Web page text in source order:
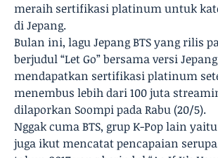
meraih sertifikasi platinum untuk
di Jepang.
Bulan ini, lagu Jepang BTS yang rilis
berjudul “Let Go” bersama versi
mendapatkan sertifikasi platinum
menembus lebih dari 100 juta
dilaporkan Soompi pada Rabu (20/5).
Nggak cuma BTS, grup K-Pop lain yaitu
juga ikut mencatat pencapaian